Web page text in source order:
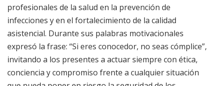
profesionales de la salud en la prevención de
infecciones y en el fortalecimiento de la calidad
asistencial. Durante sus palabras motivacionales
expresó la frase: “Si eres conocedor, no seas cómplice”,
invitando a los presentes a actuar siempre con ética,
conciencia y compromiso frente a cualquier situación